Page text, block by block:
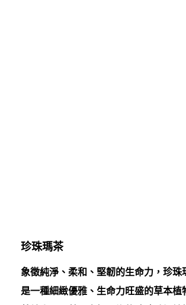
珍珠瑪茶
象徵純淨、柔和、堅韌的生命力，珍珠
是一種細緻優雅、生命力旺盛的草本植